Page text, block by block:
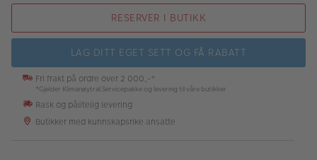
RESERVER I BUTIKK
LAG DITT EGET SETT OG FÅ RABATT
Fri frakt på ordre over 2 000,-*
*Gjelder Klimanøytral Servicepakke og levering til våre butikker
Rask og pålitelig levering
Butikker med kunnskapsrike ansatte